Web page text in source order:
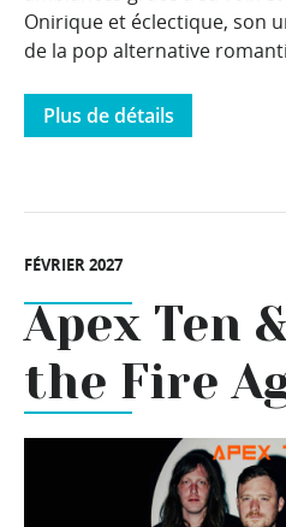
Onirique et éclectique, son
de la pop alternative
Plus de détails
FÉVRIER 2027
Apex Ten
the Fire